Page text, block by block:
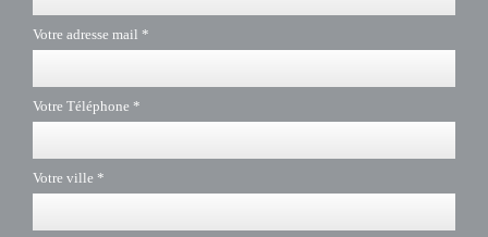
Votre adresse mail *
Votre Téléphone *
Votre ville *